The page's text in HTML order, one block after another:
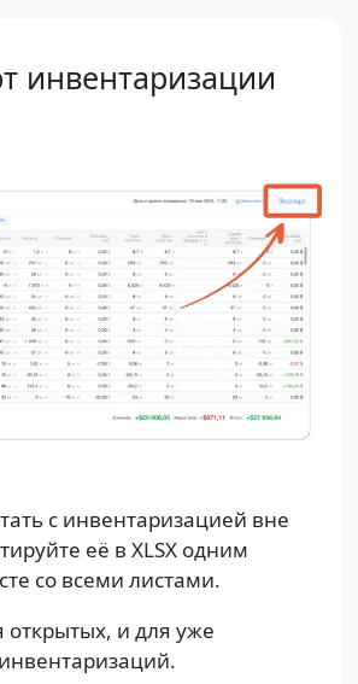
инвентаризации
с инвентаризацией вне
её в XLSX одним
со всеми листами.
открытых, и для уже